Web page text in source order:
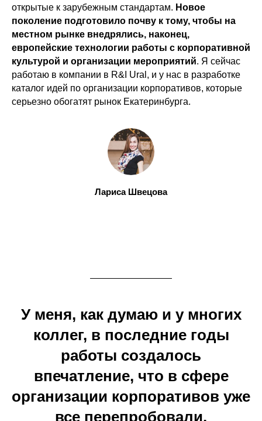
открытые к зарубежным стандартам. Новое
поколение подготовило почву к тому, чтобы на
местном рынке внедрялись, наконец,
европейские технологии работы с корпоративной
культурой и организации мероприятий. Я сейчас
работаю в компании в R&I Ural, и у нас в разработке
каталог идей по организации корпоративов, которые
серьезно обогатят рынок Екатеринбурга.
Лариса Швецова
У меня, как думаю и у многих
коллег, в последние годы
работы создалось
впечатление, что в сфере
организации корпоративов уже
все перепробовали.